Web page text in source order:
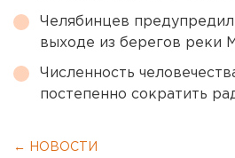
Челябинцев
выходе из берегов реки
Численность
постепенно сократить
← НОВОСТИ